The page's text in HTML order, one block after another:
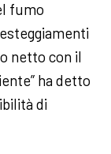
fumo
netto con il
ha detto
di